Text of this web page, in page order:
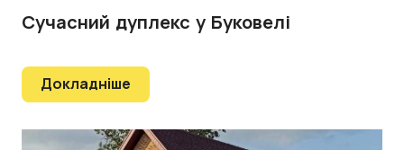
Сучасний дуплекс у Буковелі
Докладніше